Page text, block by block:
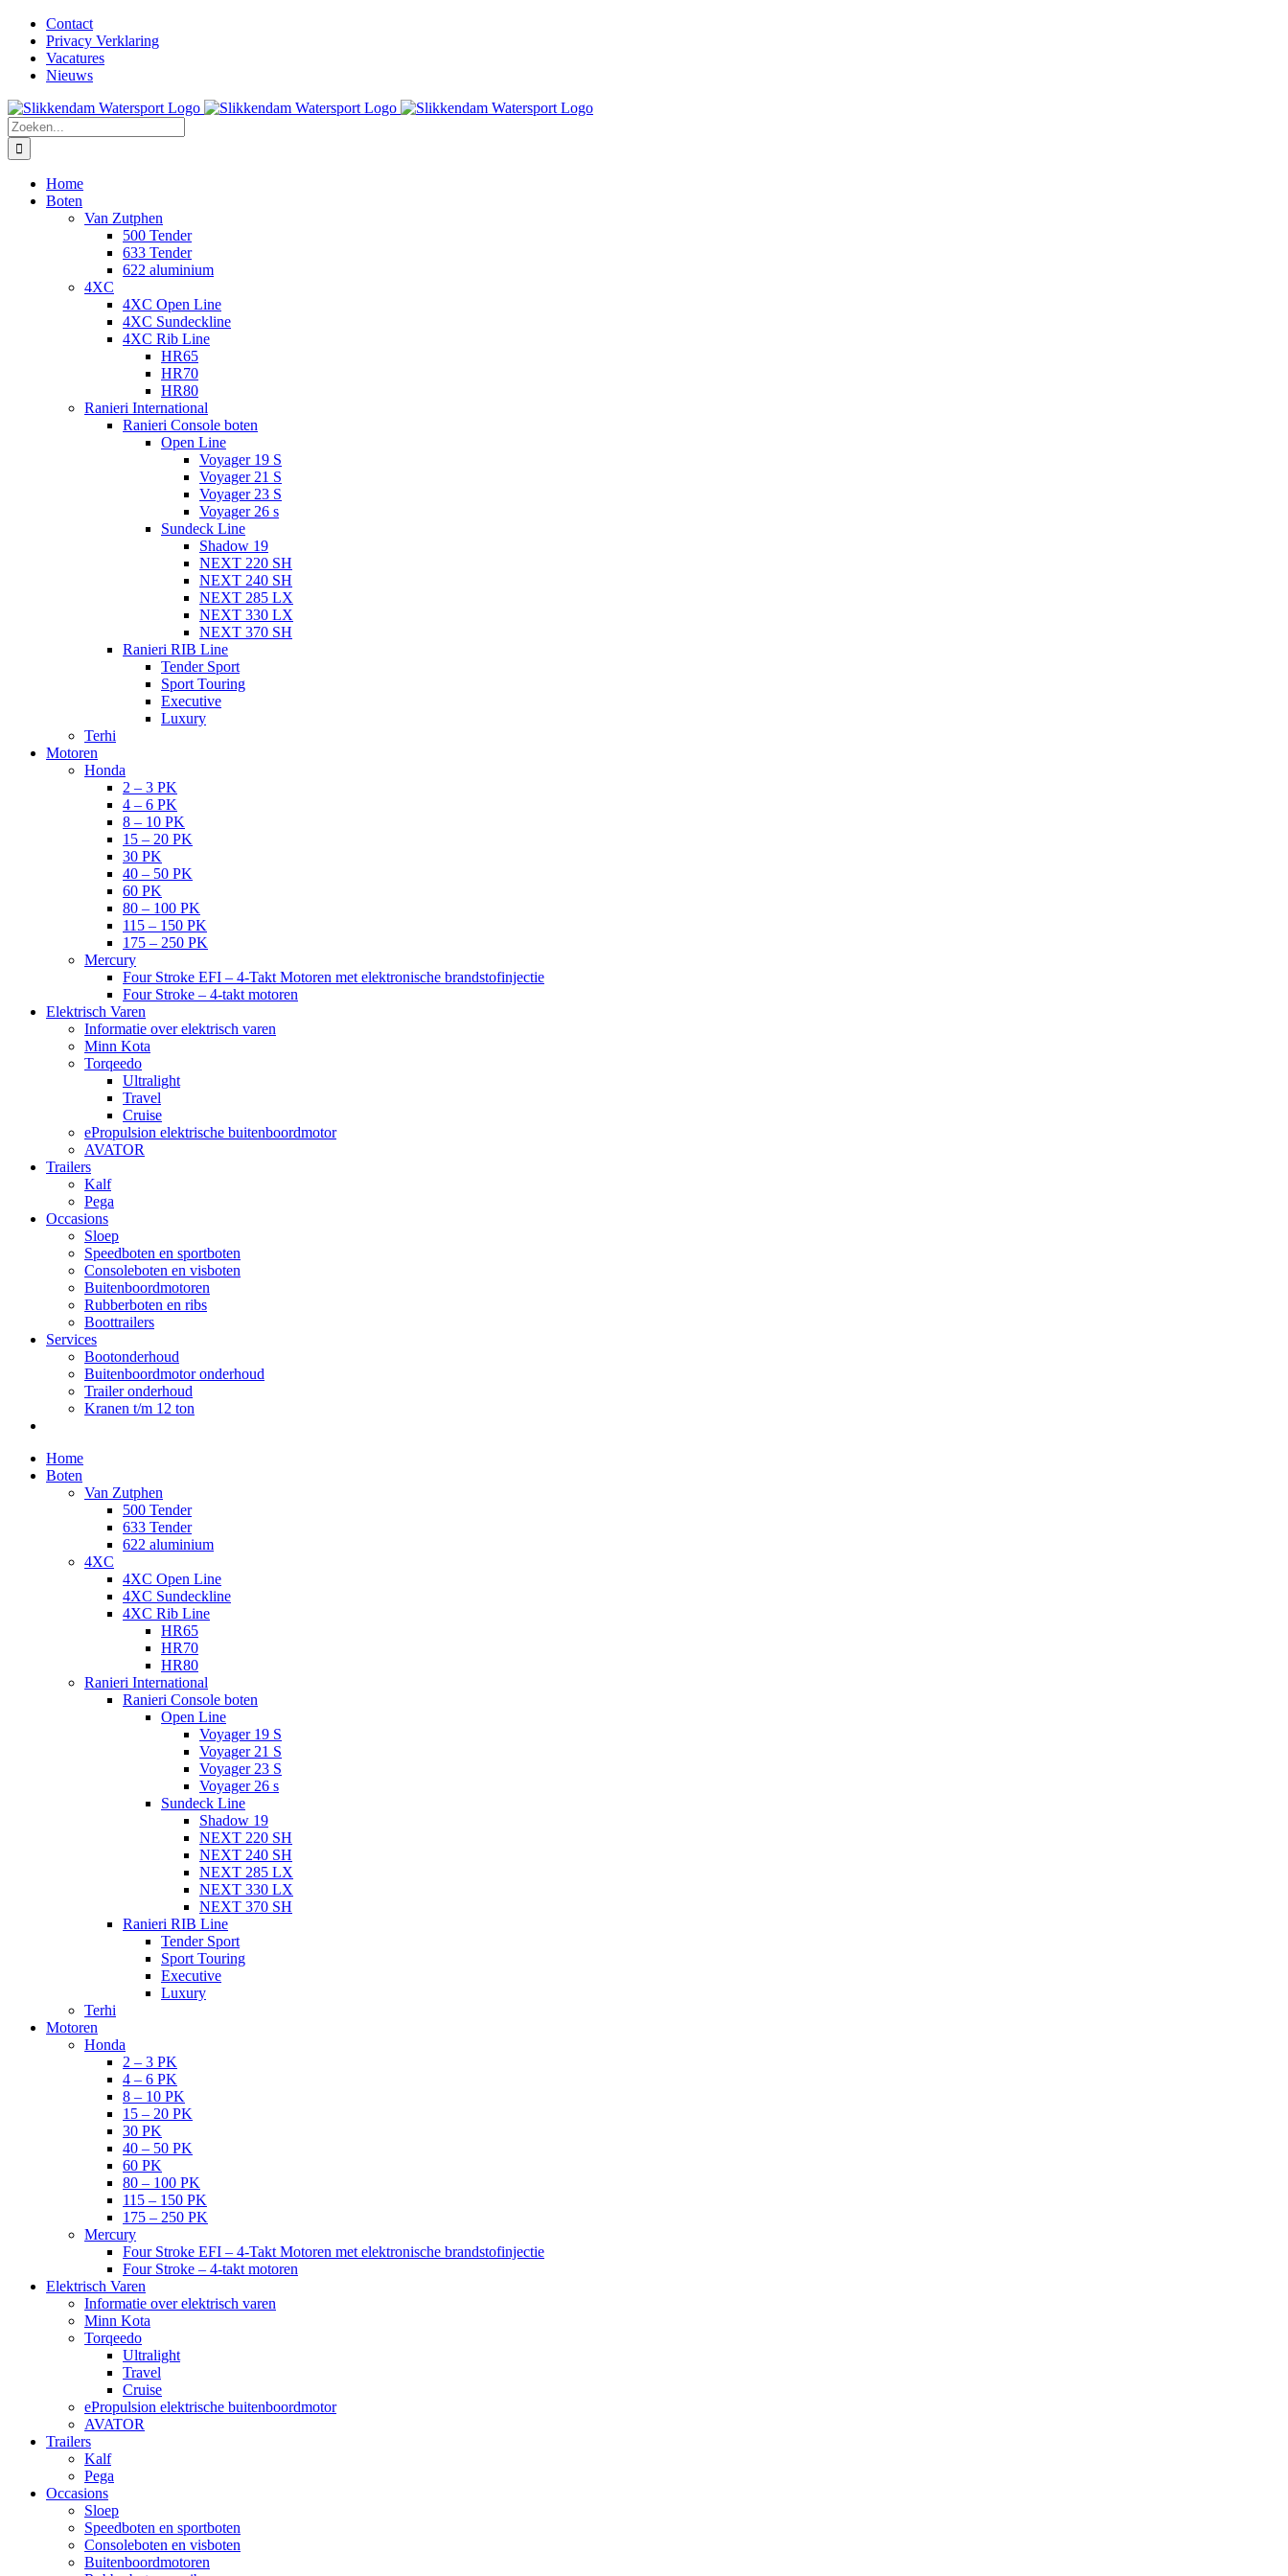
naar
inhoud
Facebook
Instagram
LinkedIn
YouTube
mail
Contact
Privacy Verklaring
Vacatures
Nieuws
Zoeken
naar:
Home
Boten
Van Zutphen
500 Tender
633 Tender
622 aluminium
4XC
4XC Open Line
4XC Sundeckline
4XC Rib Line
HR65
HR70
HR80
Ranieri International
Ranieri Console boten
Open Line
Voyager 19 S
Voyager 21 S
Voyager 23 S
Voyager 26 s
Sundeck Line
Shadow 19
NEXT 220 SH
NEXT 240 SH
NEXT 285 LX
NEXT 330 LX
NEXT 370 SH
Ranieri RIB Line
Tender Sport
Sport Touring
Executive
Luxury
Terhi
Motoren
Honda
2 – 3 PK
4 – 6 PK
8 – 10 PK
15 – 20 PK
30 PK
40 – 50 PK
60 PK
80 – 100 PK
115 – 150 PK
175 – 250 PK
Mercury
Four Stroke EFI – 4-Takt Motoren met elektronische brandstofinjectie
Four Stroke – 4-takt motoren
Elektrisch Varen
Informatie over elektrisch varen
Minn Kota
Torqeedo
Ultralight
Travel
Cruise
ePropulsion elektrische buitenboordmotor
AVATOR
Trailers
Kalf
Pega
Occasions
Sloep
Speedboten en sportboten
Consoleboten en visboten
Buitenboordmotoren
Rubberboten en ribs
Boottrailers
Services
Bootonderhoud
Buitenboordmotor onderhoud
Trailer onderhoud
Kranen t/m 12 ton
Home
Boten
Van Zutphen
500 Tender
633 Tender
622 aluminium
4XC
4XC Open Line
4XC Sundeckline
4XC Rib Line
HR65
HR70
HR80
Ranieri International
Ranieri Console boten
Open Line
Voyager 19 S
Voyager 21 S
Voyager 23 S
Voyager 26 s
Sundeck Line
Shadow 19
NEXT 220 SH
NEXT 240 SH
NEXT 285 LX
NEXT 330 LX
NEXT 370 SH
Ranieri RIB Line
Tender Sport
Sport Touring
Executive
Luxury
Terhi
Motoren
Honda
2 – 3 PK
4 – 6 PK
8 – 10 PK
15 – 20 PK
30 PK
40 – 50 PK
60 PK
80 – 100 PK
115 – 150 PK
175 – 250 PK
Mercury
Four Stroke EFI – 4-Takt Motoren met elektronische brandstofinjectie
Four Stroke – 4-takt motoren
Elektrisch Varen
Informatie over elektrisch varen
Minn Kota
Torqeedo
Ultralight
Travel
Cruise
ePropulsion elektrische buitenboordmotor
AVATOR
Trailers
Kalf
Pega
Occasions
Sloep
Speedboten en sportboten
Consoleboten en visboten
Buitenboordmotoren